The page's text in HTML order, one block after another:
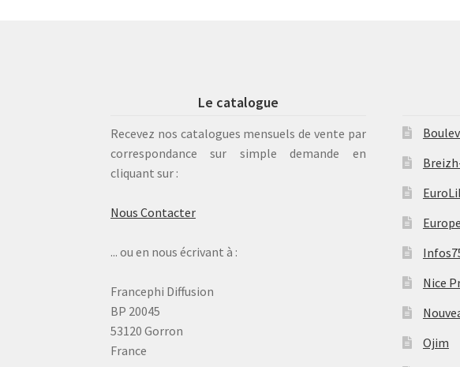
Le catalogue
Recevez nos catalogues mensuels de vente par
correspondance sur simple demande en
cliquant sur :
Nous Contacter
... ou en nous écrivant à :
Francephi Diffusion
BP 20045
53120 Gorron
France
Nice
Ojim